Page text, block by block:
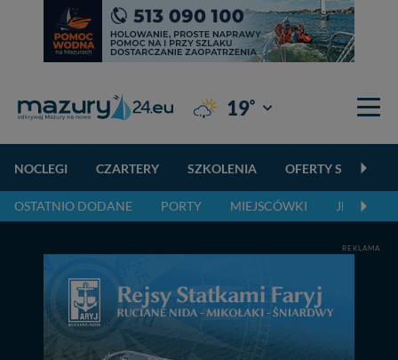
19° Giżycko
NOCLEGI CZARTERY SZKOLENIA OFERTY
OSTATNIO DODANE PORTY MIEJSCÓWKI JEZIORA,
REKLAMA